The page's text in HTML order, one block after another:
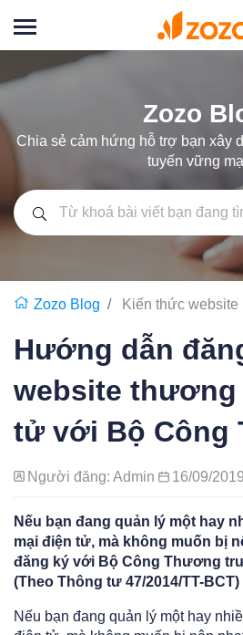
Zozo
Chia sẻ cảm hứng hỗ trợ bạn xây
tuyến vững
Zozo Blog Kiến thức website
Hướng dẫn
website thương
tử với Bộ Công
Người đăng: Admin 16/09/2019
Nếu bạn đang quản lý một hay
mại điện tử, mà không muốn bị
đăng ký với Bộ Công Thương
(Theo Thông tư 47/2014/TT-BCT)
Nếu bạn đang quản lý một hay